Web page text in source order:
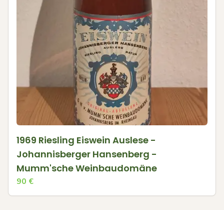
1969 Riesling Eiswein Auslese -
Johannisberger Hansenberg -
Mumm'sche Weinbaudomäne
90 €